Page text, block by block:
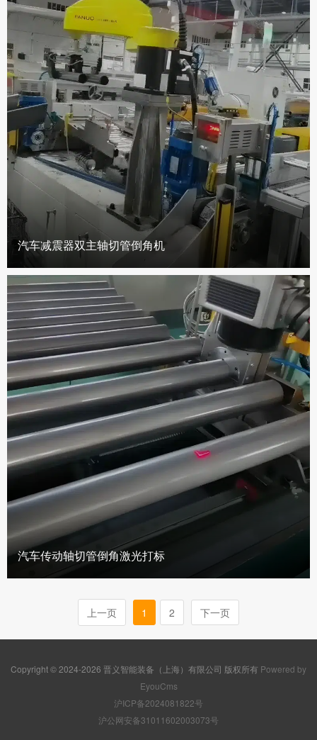
汽车减震器双主轴切管倒角机
汽车传动轴切管倒角激光打标
上一页 1 2 下一页
Copyright © 2024-2026 晋义智能装备（上海）有限公司 版权所有 Powered by
EyouCms
沪ICP备2024081822号
沪公网安备31011602003073号